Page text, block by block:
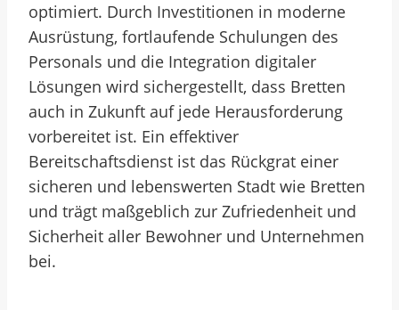
optimiert. Durch Investitionen in moderne
Ausrüstung, fortlaufende Schulungen des
Personals und die Integration digitaler
Lösungen wird sichergestellt, dass Bretten
auch in Zukunft auf jede Herausforderung
vorbereitet ist. Ein effektiver
Bereitschaftsdienst ist das Rückgrat einer
sicheren und lebenswerten Stadt wie Bretten
und trägt maßgeblich zur Zufriedenheit und
Sicherheit aller Bewohner und Unternehmen
bei.